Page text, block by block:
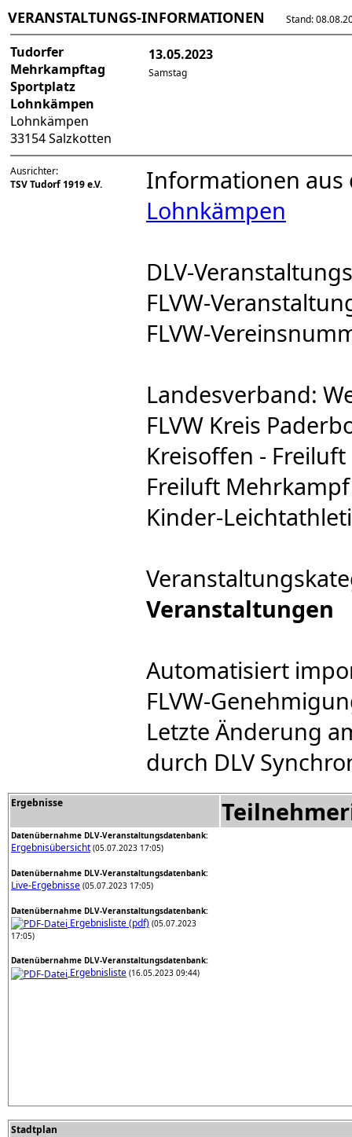
VERANSTALTUNGS-INFORMATIONEN Stand:
Tudorfer
Mehrkampftag
Sportplatz
Lohnkämpen
Lohnkämpen
33154 Salzkotten
13.05.2023
Samstag
Ausrichter:
TSV Tudorf 1919 e.V.
Informationen
Lohnkämpen
DLV-
FLVW-
FLVW-
Landesverband:
FLVW Kreis
Kreisoffen -
Freiluft Mehrkampf
Kinder-
Veranstaltungen
Automatisiert
FLVW-
Letzte Änderung
durch DLV
Ergebnisse
Datenübernahme DLV-Veranstaltungsdatenbank:
Ergebnisübersicht (05.07.2023 17:05)
Datenübernahme DLV-Veranstaltungsdatenbank:
Live-Ergebnisse (05.07.2023 17:05)
Datenübernahme DLV-Veranstaltungsdatenbank:
Ergebnisliste (pdf) (05.07.2023
17:05)
Datenübernahme DLV-Veranstaltungsdatenbank:
Ergebnisliste (16.05.2023 09:44)
Stadtplan